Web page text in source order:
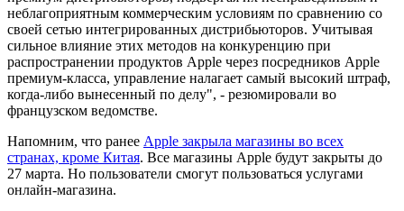
неблагоприятным коммерческим условиям по сравнению со
своей сетью интегрированных дистрибьюторов. Учитывая
сильное влияние этих методов на конкуренцию при
распространении продуктов Apple через посредников Apple
премиум-класса, управление налагает самый высокий штраф,
когда-либо вынесенный по делу", - резюмировали во
французском ведомстве.
Напомним, что ранее Apple закрыла магазины во всех
странах, кроме Китая. Все магазины Apple будут закрыты до
27 марта. Но пользователи смогут пользоваться услугами
онлайн-магазина.